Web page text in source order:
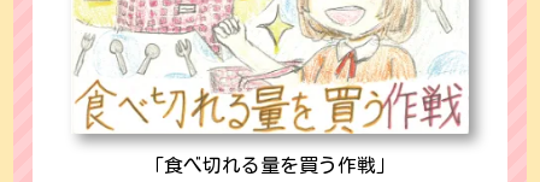
「食べ切れる量を買う作戦」